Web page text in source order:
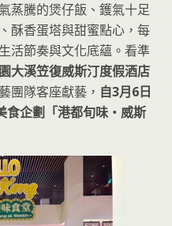
蒸騰的煲仔飯、鑊氣十足
酥香蛋塔與甜蜜點心，每
活節奏與文化底蘊。看準
大溪笠復威斯汀度假酒店
團隊客座獻藝， 自3月6日
食企劃「港都旬味・威斯